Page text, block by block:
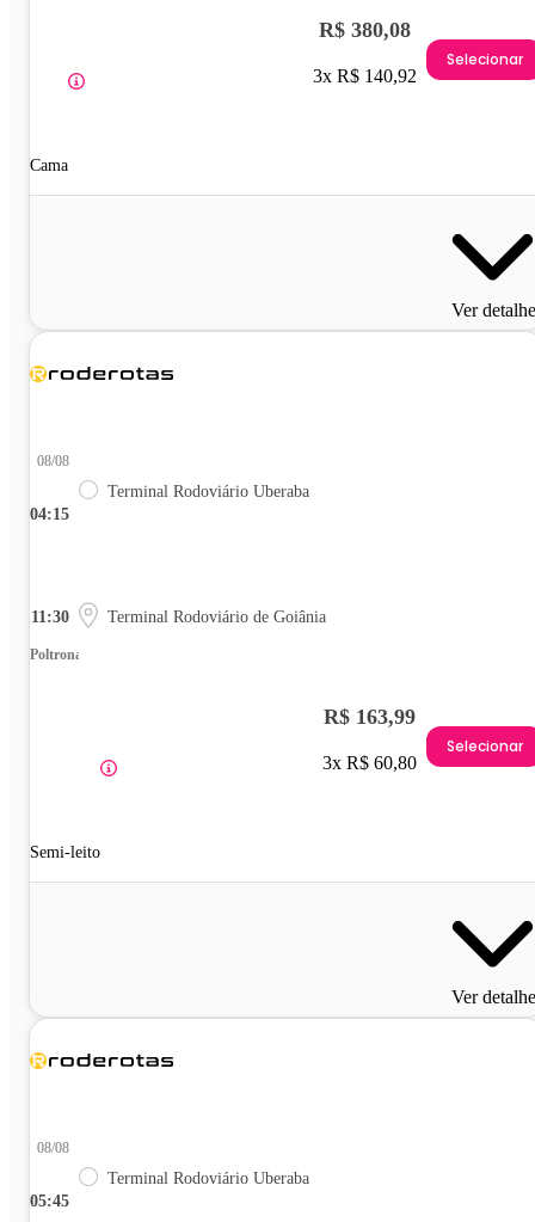
Cama
R$ 380,08
3x R$ 140,92
Selecionar
Ver
04:15
08/08
Terminal Rodoviário Uberaba
11:30 Terminal Rodoviário de Goiânia
Poltrona
Semi-leito
R$ 163,99
3x R$ 60,80
Selecionar
Ver
05:45
08/08
Terminal Rodoviário Uberaba